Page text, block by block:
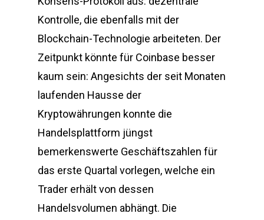
Kontrolle, die ebenfalls mit der
Blockchain-Technologie arbeiteten. Der
Zeitpunkt könnte für Coinbase besser
kaum sein: Angesichts der seit Monaten
laufenden Hausse der
Kryptowährungen konnte die
Handelsplattform jüngst
bemerkenswerte Geschäftszahlen für
das erste Quartal vorlegen, welche ein
Trader erhält von dessen
Handelsvolumen abhängt. Die